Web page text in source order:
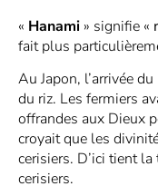
« Hanami » signifie «
fait plus
Au Japon, l’arrivée
du riz. Les fermiers
offrandes aux Dieux
croyait que les
cerisiers. D’ici tient
cerisiers.